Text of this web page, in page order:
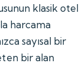
klasik otel
harcama
sayısal bir
bir alan